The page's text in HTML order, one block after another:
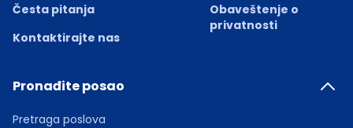
Česta pitanja
Kontaktirajte nas
Obaveštenje o
privatnosti
Pronađite posao
Pretraga poslova